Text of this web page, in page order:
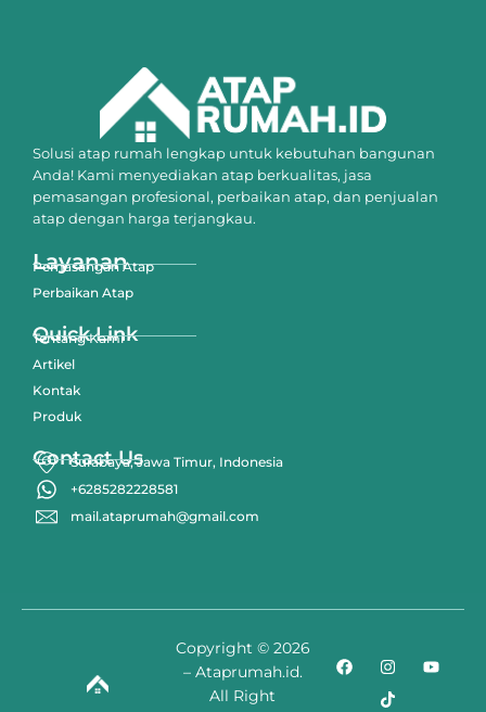
Solusi atap rumah lengkap untuk kebutuhan bangunan
Anda! Kami menyediakan atap berkualitas, jasa
pemasangan profesional, perbaikan atap, dan penjualan
atap dengan harga terjangkau.
Layanan
Pemasangan Atap
Perbaikan Atap
Quick Link
Tentang Kami
Artikel
Kontak
Produk
Contact Us
Surabaya, Jawa Timur, Indonesia
+6285282228581
mail.ataprumah@gmail.com
Copyright © 2026
– Ataprumah.id.
All Right